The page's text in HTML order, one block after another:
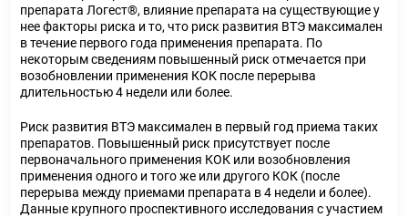
препарата Логест®, влияние препарата на существующие у
нее факторы риска и то, что риск развития ВТЭ максимален
в течение первого года применения препарата. По
некоторым сведениям повышенный риск отмечается при
возобновлении применения КОК после перерыва
длительностью 4 недели или более.
Риск развития ВТЭ максимален в первый год приема таких
препаратов. Повышенный риск присутствует после
первоначального применения КОК или возобновления
применения одного и того же или другого КОК (после
перерыва между приемами препарата в 4 недели и более).
Данные крупного проспективного исследования с участием